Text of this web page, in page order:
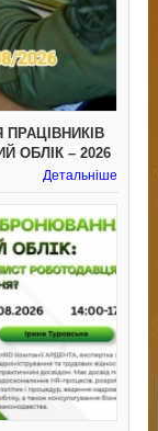
ОБЛІК – 2026
Детальніше